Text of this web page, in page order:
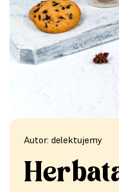
Autor: delektujemy